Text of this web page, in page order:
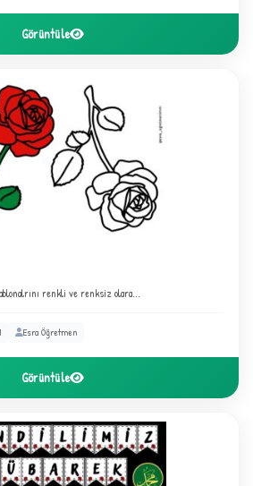
Görüntüle
renkli ve renksiz olara...
Esra Öğretmen
Görüntüle